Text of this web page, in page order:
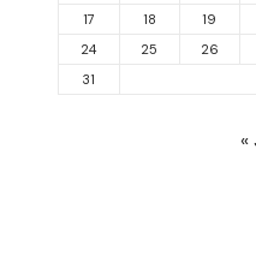
17
18 19
24
25 26
31
«